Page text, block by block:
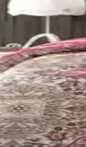
Mega Boy
ve Astrid Tek
setleri,
Kişilik
Mystory Tulip ile
sunar.